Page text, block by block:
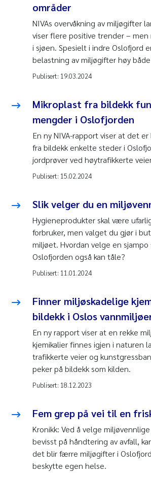
områder
NIVAs overvåkning av miljøgifter
viser flere positive trender –
i sjøen. Spesielt i indre Oslofjord
belastning av miljøgifter høy
Publisert: 19.03.2024
Mikroplast fra bildekk
mengder i Oslofjorden
En ny NIVA-rapport viser at det
fra bildekk enkelte steder i
jordprøver ved høytrafikkerte
Publisert: 15.02.2024
Slik velger du en
Hygieneprodukter skal være
forbruker, men valget du gjør i
miljøet. Hvordan velge en sjampo
Oslofjorden også kan tåle?
Publisert: 11.01.2024
Finner miljøskadelige
bildekk i Oslos
En ny rapport viser at en rekke
kjemikalier finnes igjen i naturen
trafikkerte veier og
peker på bildekk som kilden.
Publisert: 18.12.2023
Fem grep på vei til en
Kronikk: Ved å velge
bevisst på håndtering av avfall,
det blir færre miljøgifter i
beskytte egen helse.